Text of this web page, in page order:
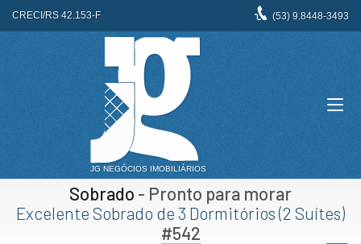
CRECI/RS 42.153-F (53) 9.8448-3493
Sobrado - Pronto para morar
Excelente Sobrado de 3 Dormitórios (2 Suítes)
#542